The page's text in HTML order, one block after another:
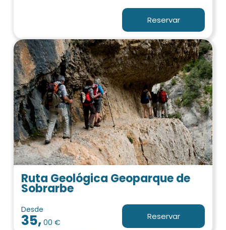
Reservar
Ruta Geológica Geoparque de
Sobrarbe
Desde
35, 00 €
Reservar